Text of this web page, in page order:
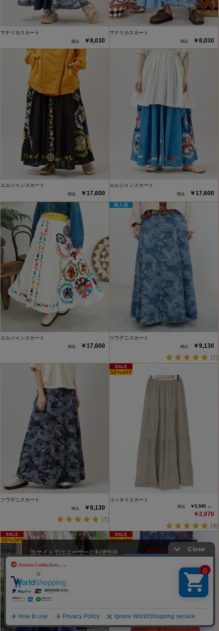
マナリカスカート
￥8,030
マナリカスカート
￥8,030
エルジャンスカート
￥17,600
エルジャンスカート
￥17,600
エルジャンスカート
￥17,600
ツウデニスカート
￥9,130
(1)
ツウデニスカート
￥9,130
(1)
コッタイスカート
￥5,940 →
￥2,970
(4)
当サイトではユーザーの利便性向